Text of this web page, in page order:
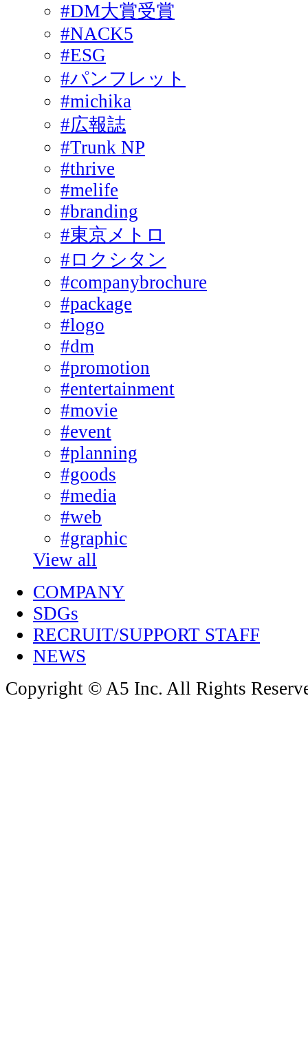
#DM大賞受賞
#NACK5
#ESG
#パンフレット
#michika
#広報誌
#Trunk NP
#thrive
#melife
#branding
#東京メトロ
#ロクシタン
#companybrochure
#package
#logo
#dm
#promotion
#entertainment
#movie
#event
#planning
#goods
#media
#web
#graphic
View all
COMPANY
SDGs
RECRUIT/SUPPORT STAFF
NEWS
Copyright © A5 Inc. All Rights